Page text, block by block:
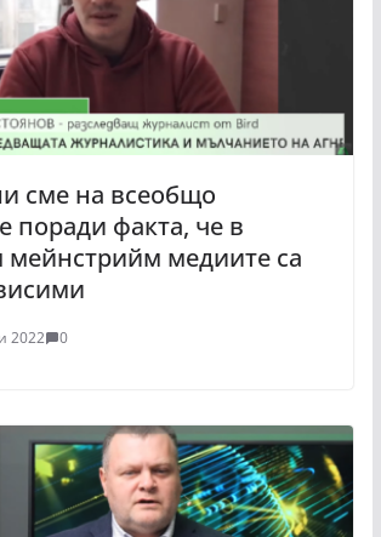
сме на всеобщо
поради факта, че в
мейнстрийм медиите са
2022 0